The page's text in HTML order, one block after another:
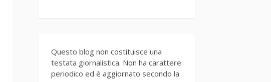
Questo blog non costituisce una
testata giornalistica. Non ha carattere
periodico ed è aggiornato secondo la